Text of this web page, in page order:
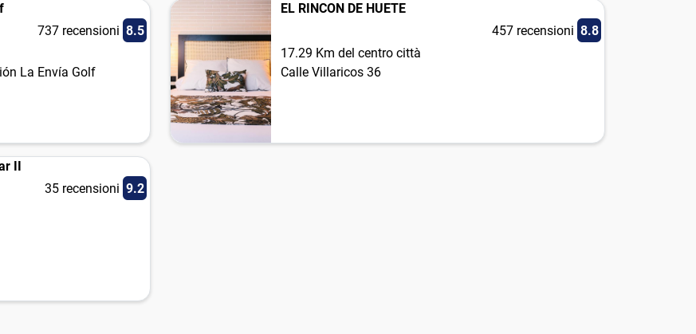
737 recensioni 8.5
La Envía Golf
EL RINCON DE HUETE
457 recensioni 8.8
17.29 Km del centro città
Calle Villaricos 36
II
35 recensioni 9.2